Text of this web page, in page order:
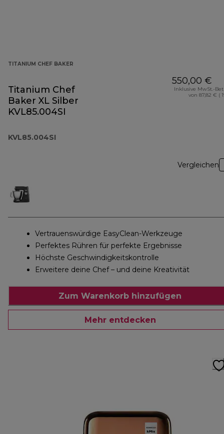
TITANIUM CHEF BAKER
Titanium Chef
Baker XL Silber
KVL85.004SI
KVL85.004SI
550,00 €
Inklusive MwSt.-
von 87,82 € (
Vergleichen
Vertrauenswürdige EasyClean-Werkzeuge
Perfektes Rühren für perfekte Ergebnisse
Höchste Geschwindigkeitskontrolle
Erweitere deine Chef – und deine Kreativität
Zum Warenkorb hinzufügen
Mehr entdecken